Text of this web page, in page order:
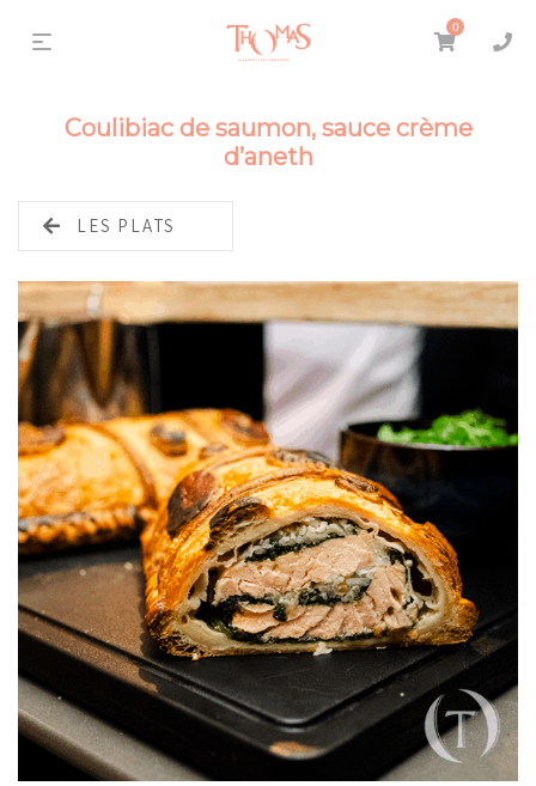
0
Coulibiac de saumon, sauce crème
d’aneth
LES PLATS